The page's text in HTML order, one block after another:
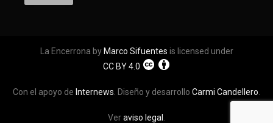
La Encerrona by Marco Sifuentes is licensed under
CC BY 4.0
Con el apoyo de Internews. Diseño y desarrollo Carmi Candellero.
Veraviso legal .